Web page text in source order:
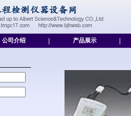
公司介绍 产品展示